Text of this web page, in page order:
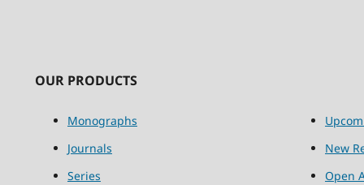
OUR PRODUCTS
Monographs
Journals
Series
New
Open